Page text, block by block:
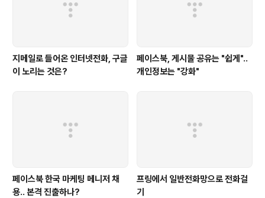
지메일로 들어온 인터넷전화, 구글
이 노리는 것은?
페이스북, 게시물 공유는 "쉽게"..
개인정보는 "강화"
페이스북 한국 마케팅 메니저 채
용.. 본격 진출하나?
프링에서 일반전화망으로 전화걸
기